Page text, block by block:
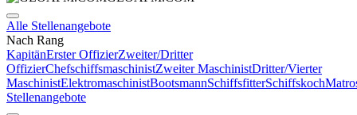
Alle Stellenangebote
Nach Rang
KapitänErster OffizierZweiter/Dritter
OffizierChefschiffsmaschinistZweiter MaschinistDritter/Vierter
MaschinistElektromaschinistBootsmannSchiffsfitterSchiffskoch
Stellenangebote